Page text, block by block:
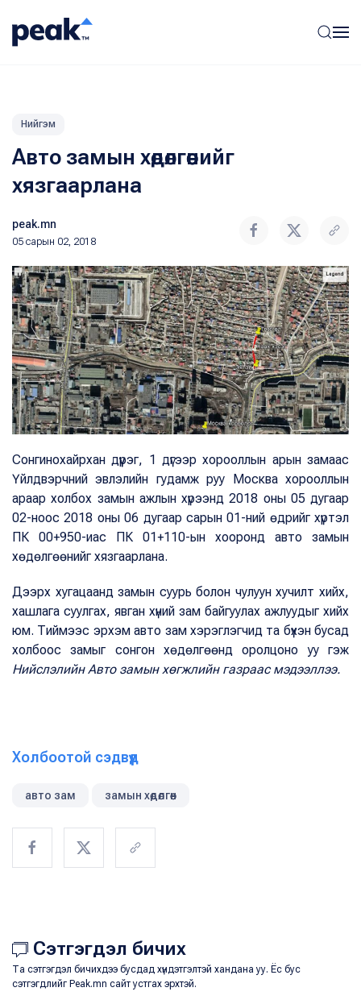
Нийгэм
Авто замын хөдөлгөөнийг
хязгаарлана
peak.mn
05 сарын 02, 2018
Сонгинохайрхан дүүрэг, 1 дүгээр хорооллын арын замаас
Үйлдвэрчний эвлэлийн гудамж руу Москва хорооллын
араар холбох замын ажлын хүрээнд 2018 оны 05 дугаар
02-ноос 2018 оны 06 дугаар сарын 01-ний өдрийг хүртэл
ПК 00+950-иас ПК 01+110-ын хооронд авто замын
хөдөлгөөнийг хязгаарлана.
Дээрх хугацаанд замын суурь болон чулуун хучилт хийх,
хашлага суулгах, явган хүний зам байгуулах ажлуудыг хийх
юм. Тиймээс эрхэм авто зам хэрэглэгчид та бүхэн бусад
холбоос замыг сонгон хөдөлгөөнд оролцоно уу гэж
Нийслэлийн Авто замын хөгжлийн газраас мэдээллээ.
Холбоотой сэдвүүд
авто зам замын хөдөлгөөн
Сэтгэгдэл бичих
Та сэтгэгдэл бичихдээ бусдад хүндэтгэлтэй хандана уу. Ёс бус
сэтгэгдлийг Peak.mn сайт устгах эрхтэй.